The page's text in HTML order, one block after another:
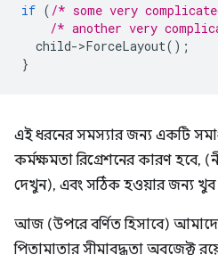
if ( /* some very
/* another very
child->ForceLayout();
}
এই ধরনের সমস্যার জন্য একটি
কর্মক্ষমতা রিগ্রেশনের কারণ হবে,
দেখুন), এবং সঠিক হওয়ার জন্য খুব
আজ (উপরে বর্ণিত হিসাবে)
পিতামাতার সীমাবদ্ধতা অবজেক্ট